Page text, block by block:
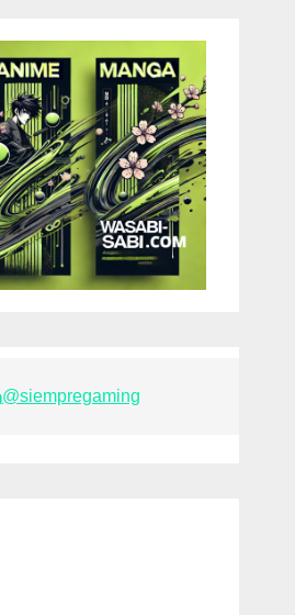
@siempregaming